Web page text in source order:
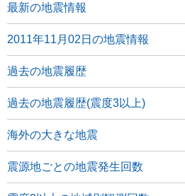
最新の地震情報
2011年11月02日の地震情報
過去の地震履歴
過去の地震履歴(震度3以上)
海外の大きな地震
震源地ごとの地震発生回数